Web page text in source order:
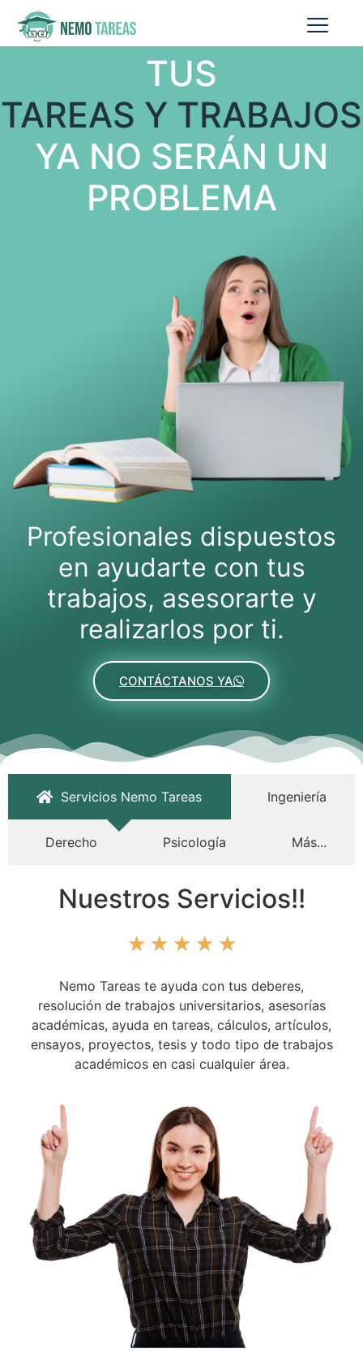
TUS
TAREAS Y TRABAJOS
YA NO SERÁN UN
PROBLEMA​
Profesionales dispuestos
en ayudarte con tus
trabajos, asesorarte y
realizarlos por ti.
CONTÁCTANOS YA
Servicios Nemo Tareas Ingeniería
Derecho Psicología Más...
Nuestros Servicios!!
☆ ☆ ☆ ☆ ☆
Nemo Tareas te ayuda con tus deberes,
resolución de trabajos universitarios, asesorías
académicas, ayuda en tareas, cálculos, artículos,
ensayos, proyectos, tesis y todo tipo de trabajos
académicos en casi cualquier área.